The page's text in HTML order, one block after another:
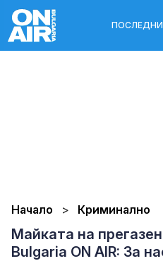
Начало Криминално
Майката на
Bulgaria ON AIR: За